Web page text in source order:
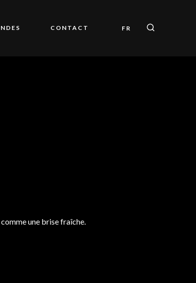
CONTACT FR
une brise fraîche.